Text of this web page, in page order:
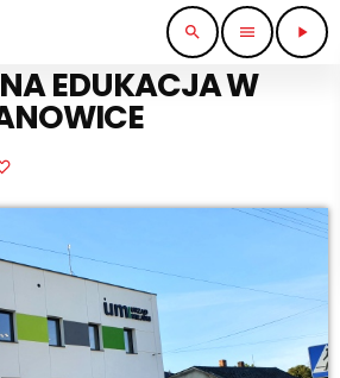
search menu play_arrow
EDUKACJA W